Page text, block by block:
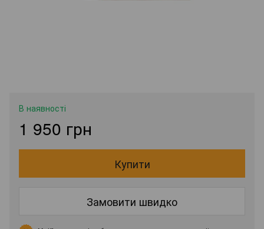
В наявності
1 950 грн
Купити
Замовити швидко